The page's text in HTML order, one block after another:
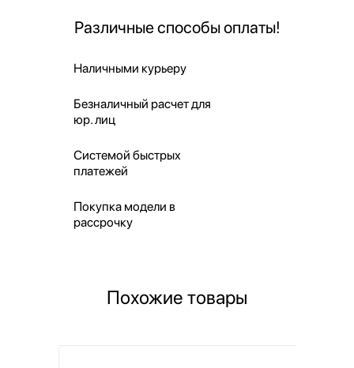
Различные способы оплаты!
Наличными курьеру
Безналичный расчет для
юр. лиц
Системой быстрых
платежей
Покупка модели в
рассрочку
Похожие товары